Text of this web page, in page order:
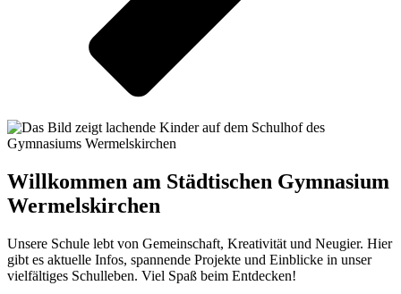
Willkommen am Städtischen Gymnasium
Wermelskirchen
Unsere Schule lebt von Gemeinschaft, Kreativität und Neugier. Hier
gibt es aktuelle Infos, spannende Projekte und Einblicke in unser
vielfältiges Schulleben. Viel Spaß beim Entdecken!